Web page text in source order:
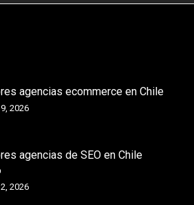
agencias ecommerce en Chile
2026
agencias de SEO en Chile
2026